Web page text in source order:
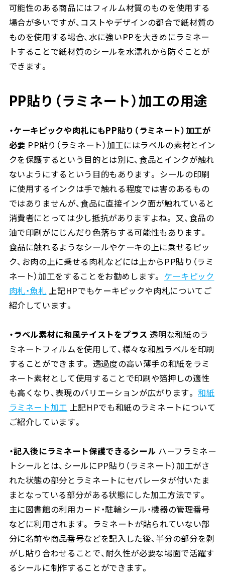
可能性のある商品にはフィルム材質のものを使用する
場合が多いですが、コストやデザインの都合で紙材質の
ものを使用する場合、水に強いPPを大きめにラミネー
トすることで紙材質のシールを水濡れから防ぐことが
できます。
PP貼り（ラミネート）加工の用途
・ケーキピックや肉札にもPP貼り（ラミネート）加工が
必要 PP貼り（ラミネート）加工にはラベルの素材とイン
クを保護するという目的とは別に、食品とインクが触れ
ないようにするという目的もあります。 シールの印刷
に使用するインクは手で触れる程度では害のあるもの
ではありませんが、食品に直接インク面が触れていると
消費者にとっては少し抵抗がありますよね。 又、食品の
油で印刷がにじんだり色落ちする可能性もあります。
食品に触れるようなシールやケーキの上に乗せるピッ
ク、お肉の上に乗せる肉札などには上からPP貼り（ラミ
ネート）加工をすることをお勧めします。 ケーキピック
肉札・魚札 上記HPでもケーキピックや肉札についてご
紹介しています。
・ラベル素材に和風テイストをプラス 透明な和紙のラ
ミネートフィルムを使用して、様々な和風ラベルを印刷
することができます。 透過度の高い薄手の和紙をラミ
ネート素材として使用することで印刷や箔押しの適性
も高くなり、表現のバリエーションが広がります。和紙
ラミネート加工 上記HPでも和紙のラミネートについて
ご紹介しています。
・記入後にラミネート保護できるシール ハーフラミネー
トシールとは、シールにPP貼り（ラミネート）加工がさ
れた状態の部分とラミネートにセパレータが付いたま
まとなっている部分がある状態にした加工方法です。
主に図書館の利用カード・駐輪シール・機器の管理番号
などに利用されます。 ラミネートが貼られていない部
分に名前や商品番号などを記入した後、半分の部分を剥
がし貼り合わせることで、耐久性が必要な場面で活躍す
るシールに制作することができます。